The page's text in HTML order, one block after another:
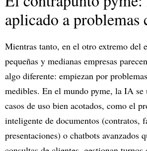
aplicado a problemas
Mientras tanto, en el otro extremo del
pequeñas y medianas empresas
algo diferente: empiezan por
medibles. En el mundo pyme, la IA se
casos de uso bien acotados, como el
inteligente de documentos (contratos,
presentaciones) o chatbots avanzados